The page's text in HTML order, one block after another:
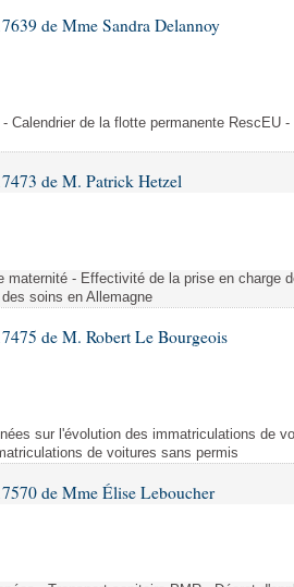
de Mme Sandra Delannoy
- Calendrier de la flotte permanente RescEU
de M. Patrick Hetzel
maternité - Effectivité de la prise en charge
soins en Allemagne
de M. Robert Le Bourgeois
sur l'évolution des immatriculations de
de voitures sans permis
de Mme Élise Leboucher